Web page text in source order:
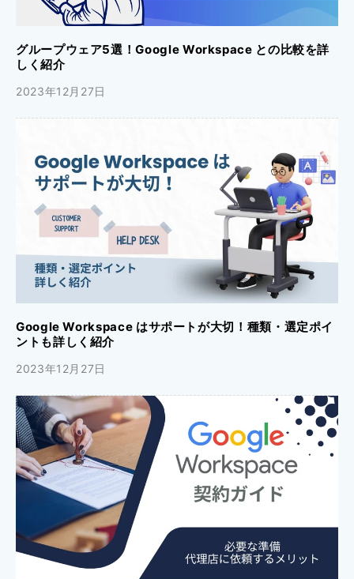
グループウェア5選！Google Workspace との比較を詳
しく紹介
2023年12月27日
Google Workspace はサポートが大切！種類・選定ポイ
ントも詳しく紹介
2023年12月27日